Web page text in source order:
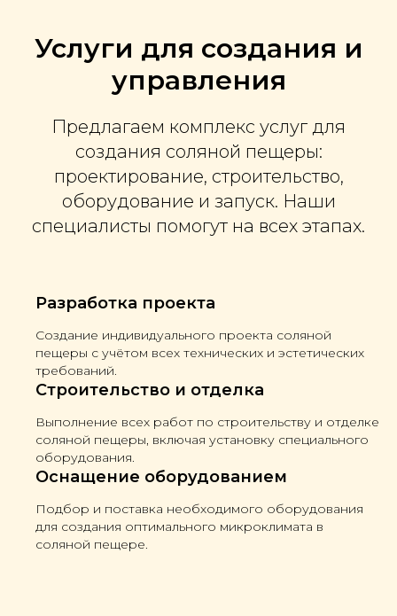
Услуги для создания и
управления
Предлагаем комплекс услуг для
создания соляной пещеры:
проектирование, строительство,
оборудование и запуск. Наши
специалисты помогут на всех этапах.
Разработка проекта
Создание индивидуального проекта соляной
пещеры с учётом всех технических и эстетических
требований.
Строительство и отделка
Выполнение всех работ по строительству и отделке
соляной пещеры, включая установку специального
оборудования.
Оснащение оборудованием
Подбор и поставка необходимого оборудования
для создания оптимального микроклимата в
соляной пещере.